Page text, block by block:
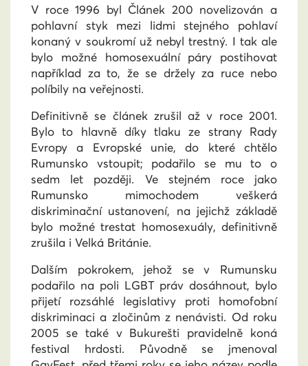
V roce 1996 byl Článek 200 novelizován a
pohlavní styk mezi lidmi stejného pohlaví
konaný v soukromí už nebyl trestný. I tak ale
bylo možné homosexuální páry postihovat
například za to, že se držely za ruce nebo
políbily na veřejnosti.
Definitivně se článek zrušil až v roce 2001.
Bylo to hlavně díky tlaku ze strany Rady
Evropy a Evropské unie, do které chtělo
Rumunsko vstoupit; podařilo se mu to o
sedm let později. Ve stejném roce jako
Rumunsko mimochodem veškerá
diskriminační ustanovení, na jejichž základě
bylo možné trestat homosexuály, definitivně
zrušila i Velká Británie.
Dalším pokrokem, jehož se v Rumunsku
podařilo na poli LGBT práv dosáhnout, bylo
přijetí rozsáhlé legislativy proti homofobní
diskriminaci a zločinům z nenávisti. Od roku
2005 se také v Bukurešti pravidelně koná
festival hrdosti. Původně se jmenoval